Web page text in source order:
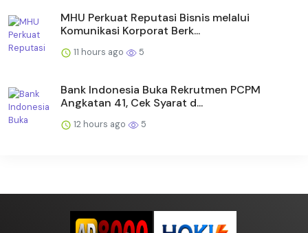
MHU Perkuat Reputasi Bisnis melalui
Komunikasi Korporat Berk...
11 hours ago 5
Bank Indonesia Buka Rekrutmen PCPM
Angkatan 41, Cek Syarat d...
12 hours ago 5